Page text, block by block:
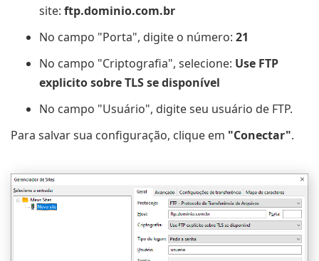
site: ftp.dominio.com.br
No campo "Porta", digite o número: 21
No campo "Criptografia", selecione: Use FTP
explicito sobre TLS se disponível
No campo "Usuário", digite seu usuário de FTP.
Para salvar sua configuração, clique em "Conectar".